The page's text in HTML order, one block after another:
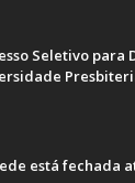
Seletivo para
está fechada